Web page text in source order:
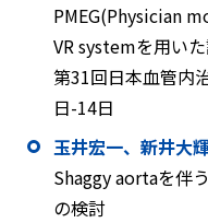
PMEG(Physician
VR systemを用い
第31回日本血管内
日-14日
玉井宏一、新井大
Shaggy aortaを伴
の検討